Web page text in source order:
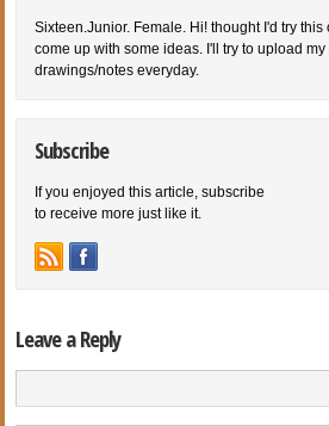
Sixteen.Junior. Female. Hi! thought I'd try this
come up with some ideas. I'll try to upload
drawings/notes everyday.
Subscribe
If you enjoyed this article, subscribe
to receive more just like it.
Leave a Reply